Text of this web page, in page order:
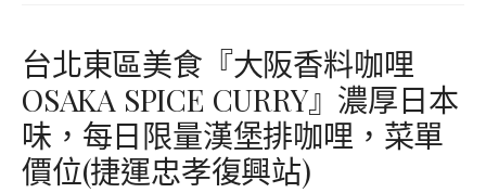
台北東區美食『大阪香料咖哩
OSAKA SPICE CURRY』濃厚日本
味，每日限量漢堡排咖哩，菜單
價位(捷運忠孝復興站)